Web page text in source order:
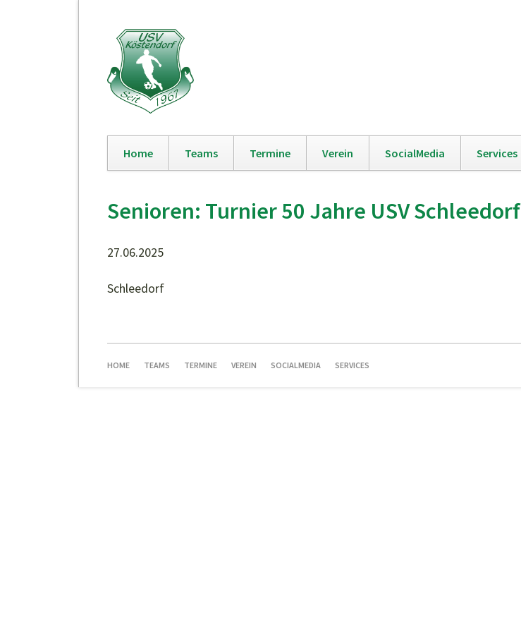
Home Teams Termine Verein SocialMedia Services
Senioren: Turnier 50 Jahre USV Schleedorf
27.06.2025
Schleedorf
NAVIGATION
HOME TEAMS TERMINE VEREIN SOCIALMEDIA SERVICES